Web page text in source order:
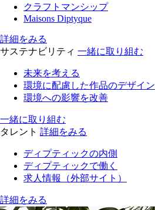
クラフトマンシップ
Maisons Diptyque
詳細をみる
サステナビリティ 一緒に取り組む
未来を考える
環境に配慮した作品のデザイン
環境への影響を改善
一緒に取り組む
タレント 詳細をみる
ディプティックの内側
ディプティックで働く
求人情報（外部サイト）
詳細をみる